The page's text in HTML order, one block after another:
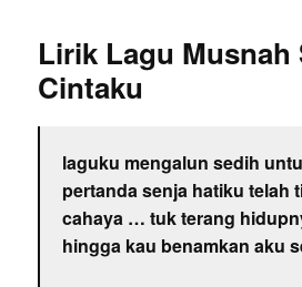
Lirik Lagu Musnah
Cintaku
laguku mengalun sedih
pertanda senja hatiku telah
cahaya … tuk terang
hingga kau benamkan aku